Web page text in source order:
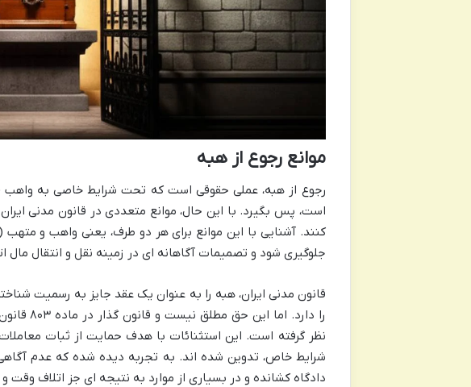
موانع رجوع از هبه
رجوع از هبه، عملی حقوقی است که تحت شرایط خاصی به واهب
است، پس بگیرد. با این حال، موانع متعددی در قانون مدنی
کنند. آشنایی با این موانع برای هر دو طرف، یعنی واهب و متهب
جلوگیری شود و تصمیمات آگاهانه ای در زمینه نقل و انتقال مال
قانون مدنی ایران، هبه را به عنوان یک عقد جایز به رسمیت
را دارد.
نظر گرفته است. این استثنائات با هدف حمایت از ثبات
شرایط خاص، تدوین شده اند. به تجربه دیده شده که عدم آگاهی
دادگاه کشانده و در بسیاری از موارد به نتیجه ای جز اتلاف وقت